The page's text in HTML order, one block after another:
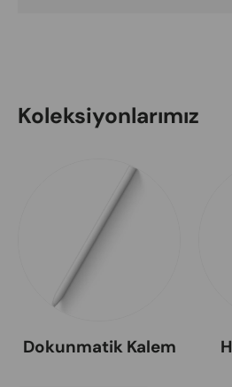
Koleksiyonlarımız
Dokunmatik Kalem